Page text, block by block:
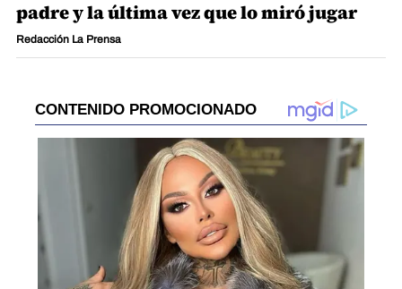
padre y la última vez que lo miró jugar
Redacción La Prensa